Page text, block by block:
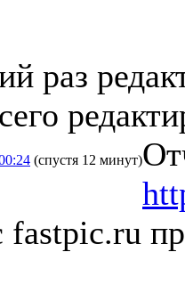
раз
(спустя 12 минут)
fastpic.ru